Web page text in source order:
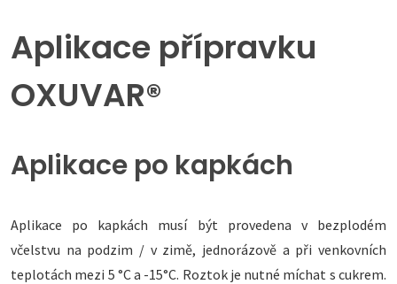
Aplikace přípravku
OXUVAR®
Aplikace po kapkách
Aplikace po kapkách musí být provedena v bezplodém
včelstvu na podzim / v zimě, jednorázově a při venkovních
teplotách mezi 5 °C a -15°C. Roztok je nutné míchat s cukrem.